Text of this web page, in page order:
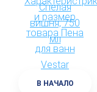
В НАЧАЛО